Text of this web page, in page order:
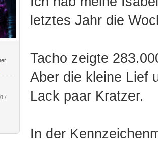
letztes Jahr die
Tacho zeigte
Aber die kleine Lief
Lack paar Kratzer.
In der